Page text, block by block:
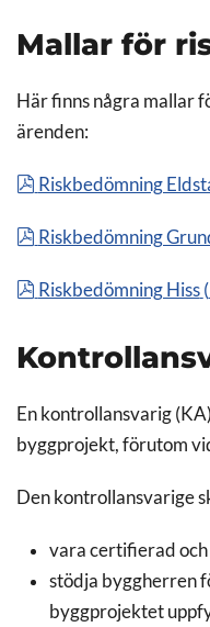
Mallar för
Här finns några mallar
ärenden:
pdf
Riskbedömning
pdf
Riskbedömning
pdf
Riskbedömning Hiss (
En kontrollansvarig
byggprojekt, förutom
Den kontrollansvarige
vara certifierad och
stödja byggherren
byggprojektet